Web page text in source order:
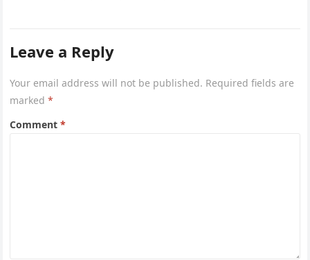
Leave a Reply
Your email address will not be published. Required fields are
marked*
Comment*